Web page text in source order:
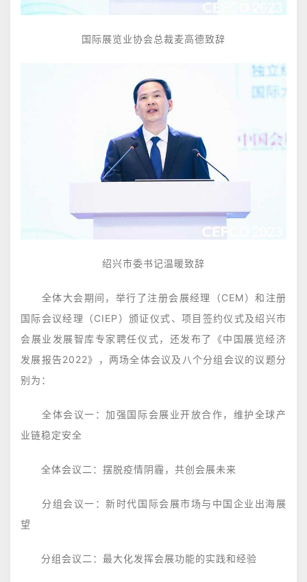
国际展览业协会总裁麦高德致辞
绍兴市委书记温暖致辞
全体大会期间，举行了注册会展经理（CEM）和注册
国际会议经理（CIEP）颁证仪式、项目签约仪式及绍兴市
会展业发展智库专家聘任仪式，还发布了《中国展览经济
发展报告2022》，两场全体会议及八个分组会议的议题分
别为：
全体会议一：加强国际会展业开放合作，维护全球产
业链稳定安全
全体会议二：摆脱疫情阴霾，共创会展未来
分组会议一：新时代国际会展市场与中国企业出海展
望
分组会议二：最大化发挥会展功能的实践和经验